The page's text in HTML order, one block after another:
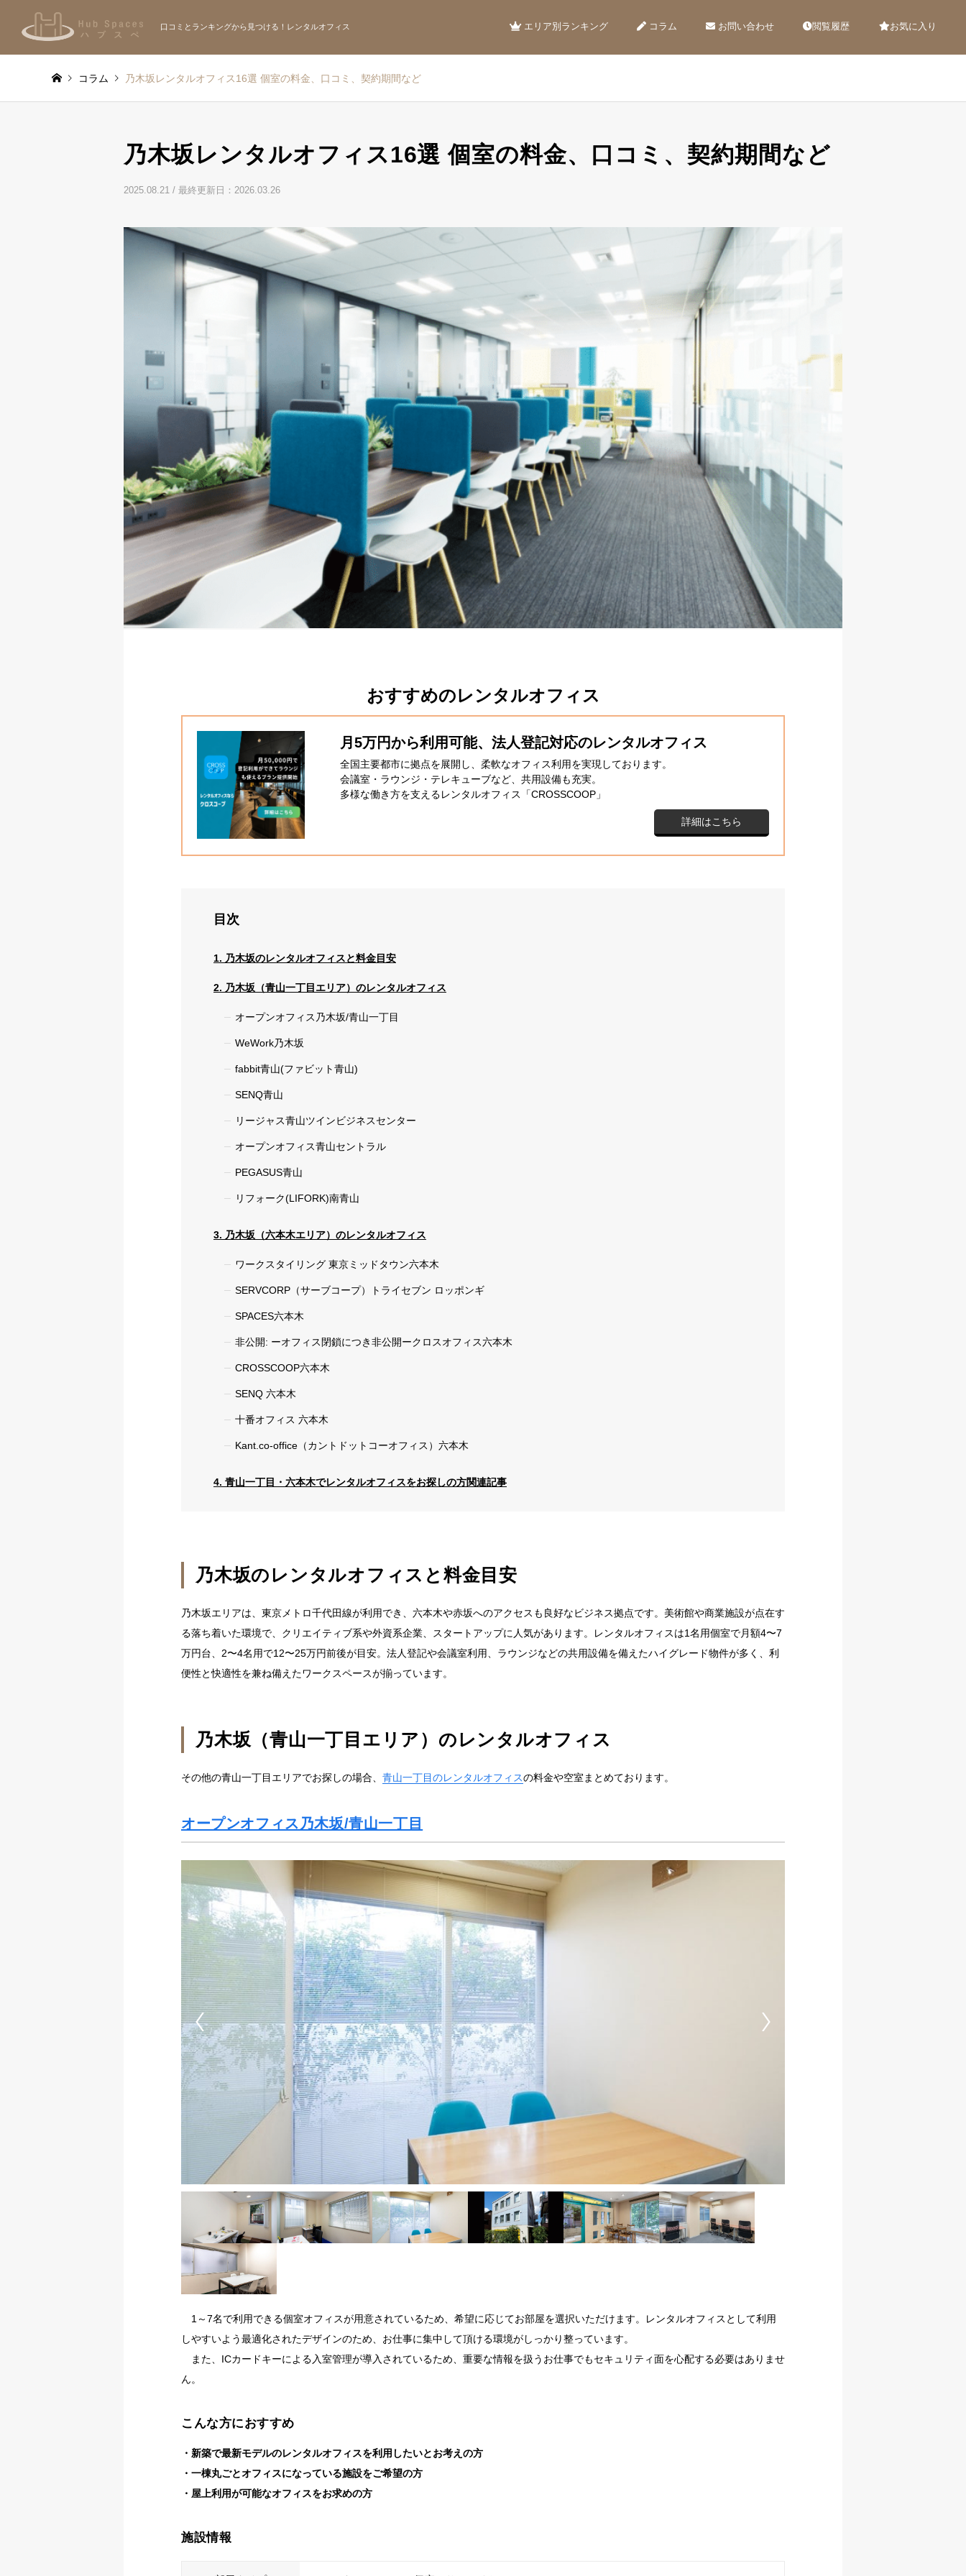
口コミとランキングから見つける！レンタルオフィス エリア別ランキング コラム お問い合わせ 閲覧履歴 お気に入り
コラム 乃木坂レンタルオフィス16選 個室の料金、口コミ、契約期間など
乃木坂レンタルオフィス16選 個室の料金、口コミ、契約期間など
2025.08.21 / 最終更新日：2026.03.26
おすすめのレンタルオフィス
月5万円から利用可能、法人登記対応のレンタルオフィス
全国主要都市に拠点を展開し、柔軟なオフィス利用を実現しております。
会議室・ラウンジ・テレキューブなど、共用設備も充実。
多様な働き方を支えるレンタルオフィス「CROSSCOOP」
詳細はこちら
目次
1. 乃木坂のレンタルオフィスと料金目安
2. 乃木坂（青山一丁目エリア）のレンタルオフィス
オープンオフィス乃木坂/青山一丁目
WeWork乃木坂
fabbit青山(ファビット青山)
SENQ青山
リージャス青山ツインビジネスセンター
オープンオフィス青山セントラル
PEGASUS青山
リフォーク(LIFORK)南青山
3. 乃木坂（六本木エリア）のレンタルオフィス
ワークスタイリング 東京ミッドタウン六本木
SERVCORP（サーブコープ）トライセブン ロッポンギ
SPACES六本木
非公開: ーオフィス閉鎖につき非公開ークロスオフィス六本木
CROSSCOOP六本木
SENQ 六本木
十番オフィス 六本木
Kant.co-office（カントドットコーオフィス）六本木
4. 青山一丁目・六本木でレンタルオフィスをお探しの方関連記事
乃木坂のレンタルオフィスと料金目安
乃木坂エリアは、東京メトロ千代田線が利用でき、六本木や赤坂へのアクセスも良好なビジネス拠点です。美術館や商業施設が点在す
る落ち着いた環境で、クリエイティブ系や外資系企業、スタートアップに人気があります。レンタルオフィスは1名用個室で月額4〜7
万円台、2〜4名用で12〜25万円前後が目安。法人登記や会議室利用、ラウンジなどの共用設備を備えたハイグレード物件が多く、利
便性と快適性を兼ね備えたワークスペースが揃っています。
乃木坂（青山一丁目エリア）のレンタルオフィス
その他の青山一丁目エリアでお探しの場合、 青山一丁目のレンタルオフィスの料金や空室まとめております。
オープンオフィス乃木坂/青山一丁目
1～7名で利用できる個室オフィスが用意されているため、希望に応じてお部屋を選択いただけます。レンタルオフィスとして利用
しやすいよう最適化されたデザインのため、お仕事に集中して頂ける環境がしっかり整っています。
また、ICカードキーによる入室管理が導入されているため、重要な情報を扱うお仕事でもセキュリティ面を心配する必要はありませ
ん。
こんな方におすすめ
新築で最新モデルのレンタルオフィスを利用したいとお考えの方
一棟丸ごとオフィスになっている施設をご希望の方
屋上利用が可能なオフィスをお求めの方
施設情報